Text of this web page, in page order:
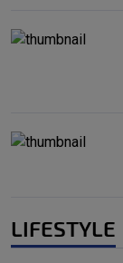
LIFESTYLE